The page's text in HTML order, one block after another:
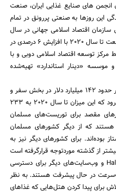
انجمن های صنایع غذایی ایران، صنعت
این روزها به صنعتی پررونق در تمام
اقتصاد اسلامی جهانی در سال
2015 و 2016، انتظار می‌رود که این صنعت تا سال 2020 با افزایش 6 درصدی در
مرکز توسعه اقتصاد اسلامی دوبی و با
«دینار استاندارد» تهیه‌شده
بازار جهانی مسلمانان در سال 2014 در حدود 142 میلیارد دلار در بخش سفر و
توریسم هزینه کرده است و انتظار می‌رود که این میزان تا سال 2020 به 233
مقصد برای توریست‌های مسلمان
هستند که از دیگر کشورهای مسلمان
بوده‌اند. برای کشورهای دیگر نیز به
از گذشته موردتوجه قرارگرفته است
چراکه سایت‌هایی مانند Halalbook.com و وب‌سایت‌های دیگر برای دسترسی
در حال پیشرفت هستند. به نظر
برای پیدا کردن هتل‌هایی که غذاهای